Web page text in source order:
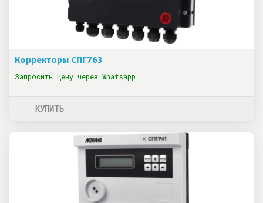
Корректоры СПГ763
Запросить цену через Whatsapp
КУПИТЬ